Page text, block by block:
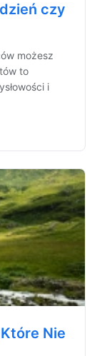
czy
możesz
to
i
Nie